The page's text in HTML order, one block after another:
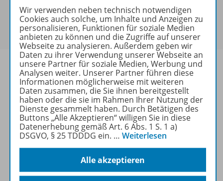
Sie haben ein passendesSpar-Paket?
Um den für Sie gültigen Preis zu sehen,melden Sie
sich bitte an.
Informationen
Weitere Inhalte der Ausgabe
Spar-Pakete
Wir verwenden neben technisch notwendigen
Cookies auch solche, um Inhalte und Anzeigen zu
personalisieren, Funktionen für soziale Medien
anbieten zu können und die Zugriffe auf unserer
Webseite zu analysieren. Außerdem geben wir
Daten zu ihrer Verwendung unserer Webseite an
unsere Partner für soziale Medien, Werbung und
Analysen weiter. Unserer Partner führen diese
Informationen möglicherweise mit weiteren
Daten zusammen, die Sie ihnen bereitgestellt
haben oder die sie im Rahmen Ihrer Nutzung der
Dienste gesammelt haben. Durch Betätigen des
Buttons „Alle Akzeptieren“ willigen Sie in diese
Datenerhebung gemäß Art. 6 Abs. 1 S. 1 a)
DSGVO, § 25 TDDDG ein. … Weiterlesen
Alle akzeptieren